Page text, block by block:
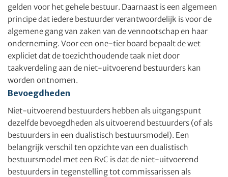
gelden voor het gehele bestuur. Daarnaast is een algemeen
principe dat iedere bestuurder verantwoordelijk is voor de
algemene gang van zaken van de vennootschap en haar
onderneming. Voor een one-tier board bepaalt de wet
expliciet dat de toezichthoudende taak niet door
taakverdeling aan de niet-uitvoerend bestuurders kan
worden ontnomen.
Bevoegdheden
Niet-uitvoerend bestuurders hebben als uitgangspunt
dezelfde bevoegdheden als uitvoerend bestuurders (of als
bestuurders in een dualistisch bestuursmodel). Een
belangrijk verschil ten opzichte van een dualistisch
bestuursmodel met een RvC is dat de niet-uitvoerend
bestuurders in tegenstelling tot commissarissen als